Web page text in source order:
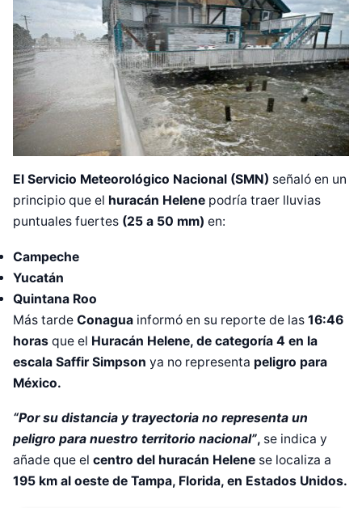
El Servicio Meteorológico Nacional (SMN) señaló en un
principio que el huracán Helene podría traer lluvias
puntuales fuertes (25 a 50 mm) en:
Campeche
Yucatán
Quintana Roo
Más tarde Conagua informó en su reporte de las 16:46
horas que el Huracán Helene, de categoría 4 en la
escala Saffir Simpson ya no representa peligro para
México.
“Por su distancia y trayectoria no representa un
peligro para nuestro territorio nacional”, se indica y
añade que el centro del huracán Helene se localiza a
195 km al oeste de Tampa, Florida, en Estados Unidos.